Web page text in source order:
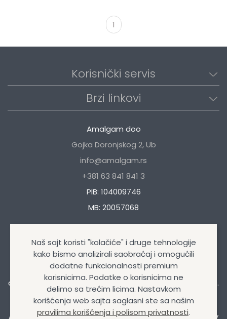
1
Korisnički servis
Brzi linkovi
Amalgam doo
Gojka Doronjskog 2, Ub
info@amalgam.rs
+381 63 841 841 3
PIB: 104009746
MB: 20057068
Naša kompanija se bavi trgovinom autokozmetikom i
auto opremom, uljima i mazivima, tehničkim sprejevima.
Amalgam doo© Sva prava zadržana 2026 | Design&Dev
Naš sajt koristi "kolačiće" i druge tehnologije
kako bismo analizirali saobraćaj i omogućili
dodatne funkcionalnosti premium
korisnicima. Podatke o korisnicima ne
delimo sa trećim licima. Nastavkom
korišćenja web sajta saglasni ste sa našim
pravilima korišćenja i polisom privatnosti.